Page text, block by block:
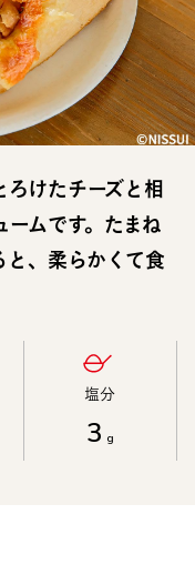
けたチーズと相
ムです。たまね
と、柔らかくて食
塩分​
3 g